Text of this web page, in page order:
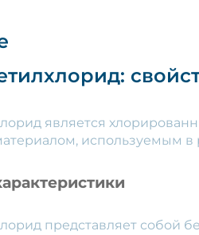
является
используемым в
представляет собой